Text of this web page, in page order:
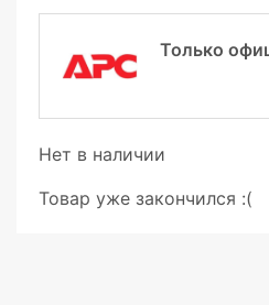
Только
Нет в наличии
Товар уже закончился :(